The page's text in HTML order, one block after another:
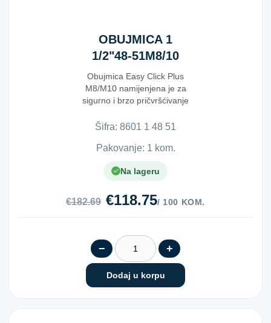
OBUJMICA 1
1/2"48-51M8/10
Obujmica Easy Click Plus
M8/M10 namijenjena je za
sigurno i brzo pričvršćivanje
Šifra: 8​6​0​1​ ​1​ ​4​8​ ​5​1​
Pakovanje: 1 kom.
Na lageru
€182.69 €118.75/ 100 KOM.
− +
Dodaj u korpu